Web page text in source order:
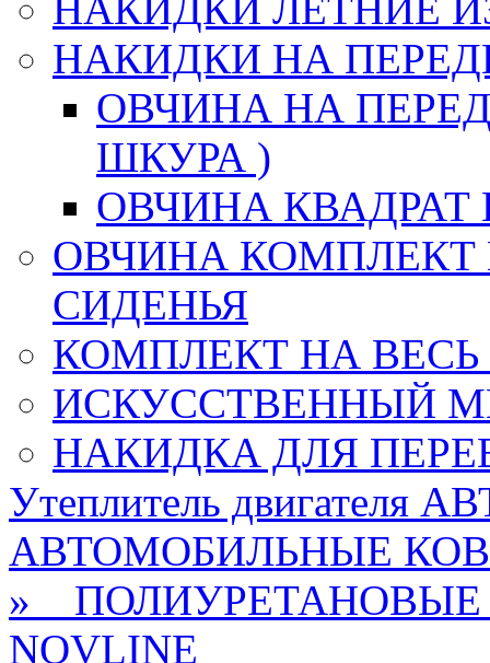
НАКИДКИ НА
ОВЧИНА НА
ШКУРА )
ОВЧИНА КВАДРАТ
ОВЧИНА КОМПЛЕКТ
СИДЕНЬЯ
КОМПЛЕКТ НА
ИСКУССТВЕННЫЙ
НАКИДКА ДЛЯ
Утеплитель двигателя
АВТОМОБИЛЬНЫЕ
» ПОЛИУРЕТАНОВЫЕ
NOVLINE